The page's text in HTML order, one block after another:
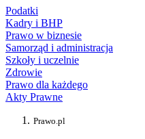
Podatki
Kadry i BHP
Prawo w biznesie
Samorząd i administracja
Szkoły i uczelnie
Zdrowie
Prawo dla każdego
Akty Prawne
Prawo.pl